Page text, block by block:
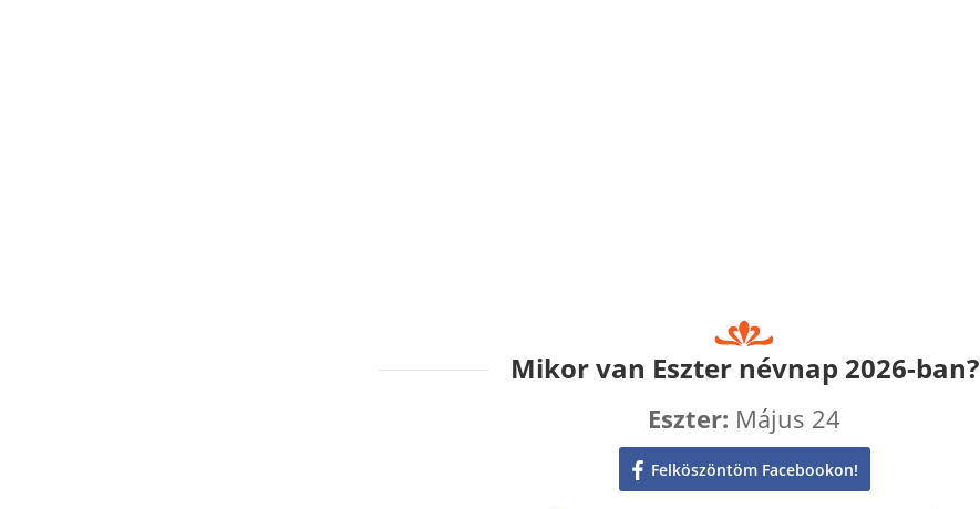
Mikor van Eszter névnap 2026-ban?
Eszter: Május 24
Felköszöntöm Facebookon!